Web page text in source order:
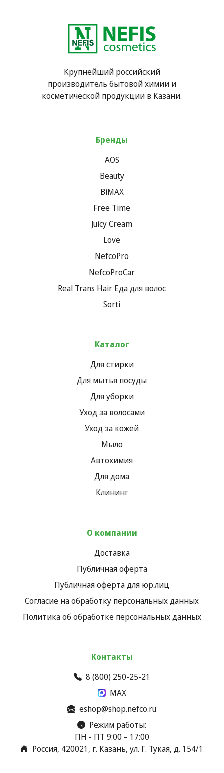
Крупнейший российский
производитель бытовой химии и
косметической продукции в Казани.
Бренды
AOS
Beauty
BiMAX
Free Time
Juicy Cream
Love
NefcoPro
NefcoProCar
Real Trans Hair Еда для волос
Sorti
Каталог
Для стирки
Для мытья посуды
Для уборки
Уход за волосами
Уход за кожей
Мыло
Автохимия
Для дома
Клининг
О компании
Доставка
Публичная оферта
Публичная оферта для юр.лиц
Согласие на обработку персональных данных
Политика об обработке персональных данных
Контакты
8 (800) 250-25-21
MAX
eshop@shop.nefco.ru
Режим работы:
ПН - ПТ 9:00 – 17:00
Россия, 420021, г. Казань, ул. Г. Тукая, д. 154/1